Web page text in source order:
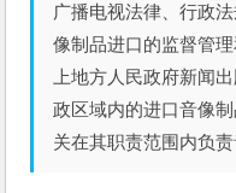
广播电视法律、行政
像制品进口的监督管
上地方人民政府新闻
政区域内的进口音像
关在其职责范围内负